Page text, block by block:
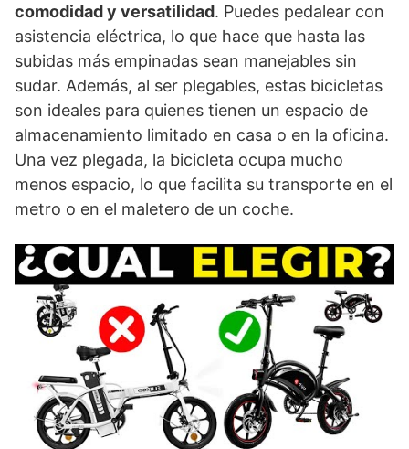
comodidad y versatilidad. Puedes pedalear con
asistencia eléctrica, lo que hace que hasta las
subidas más empinadas sean manejables sin
sudar. Además, al ser plegables, estas bicicletas
son ideales para quienes tienen un espacio de
almacenamiento limitado en casa o en la oficina.
Una vez plegada, la bicicleta ocupa mucho
menos espacio, lo que facilita su transporte en el
metro o en el maletero de un coche.